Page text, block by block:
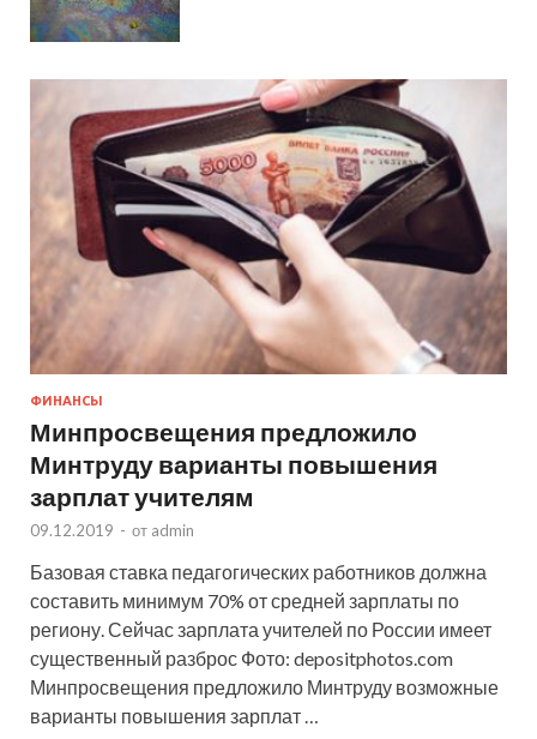
ФИНАНСЫ
Минпросвещения предложило
Минтруду варианты повышения
зарплат учителям
09.12.2019 - от admin
Базовая ставка педагогических работников должна
составить минимум 70% от средней зарплаты по
региону. Сейчас зарплата учителей по России имеет
существенный разброс Фото: depositphotos.com
Минпросвещения предложило Минтруду возможные
варианты повышения зарплат …